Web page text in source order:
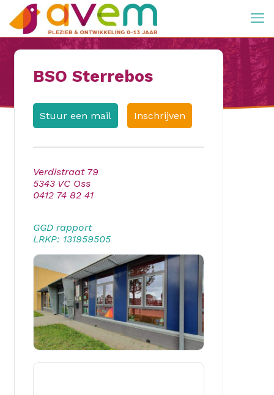
BSO Sterrebos
Stuur een mail Inschrijven
Verdistraat 79
5343 VC Oss
0412 74 82 41
GGD rapport
LRKP: 131959505